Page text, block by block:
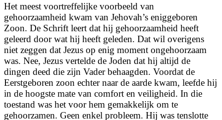
Het meest voortreffelijke voorbeeld van
gehoorzaamheid kwam van Jehovah’s eniggeboren
Zoon. De Schrift leert dat hij gehoorzaamheid heeft
geleerd door wat hij heeft geleden. Dat wil overigens
niet zeggen dat Jezus op enig moment ongehoorzaam
was. Nee, Jezus vertelde de Joden dat hij altijd de
dingen deed die zijn Vader behaagden. Voordat de
Eerstgeboren zoon echter naar de aarde kwam, leefde hij
in de hoogste mate van comfort en veiligheid. In die
toestand was het voor hem gemakkelijk om te
gehoorzamen. Geen enkel probleem. Hij was tenslotte